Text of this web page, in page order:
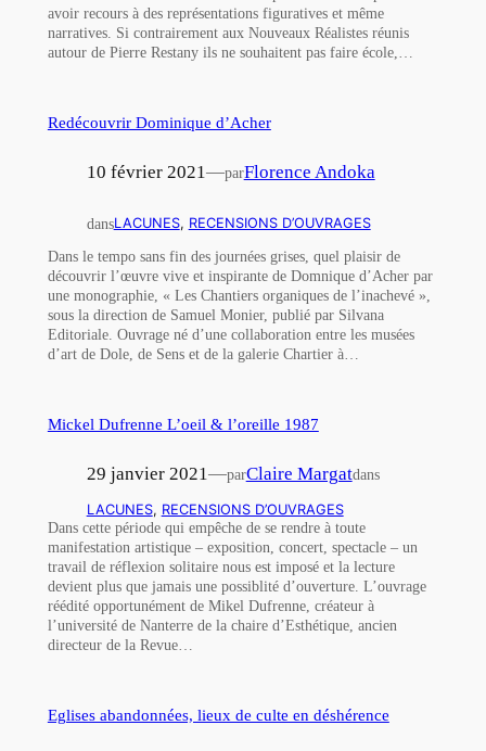
avoir recours à des représentations figuratives et même
narratives. Si contrairement aux Nouveaux Réalistes réunis
autour de Pierre Restany ils ne souhaitent pas faire école,…
Redécouvrir Dominique d’Acher
10 février 2021—parFlorence Andoka
dansLACUNES, RECENSIONS D’OUVRAGES
Dans le tempo sans fin des journées grises, quel plaisir de
découvrir l’œuvre vive et inspirante de Domnique d’Acher par
une monographie, « Les Chantiers organiques de l’inachevé »,
sous la direction de Samuel Monier, publié par Silvana
Editoriale. Ouvrage né d’une collaboration entre les musées
d’art de Dole, de Sens et de la galerie Chartier à…
Mickel Dufrenne L’oeil & l’oreille 1987
29 janvier 2021—parClaire Margatdans
LACUNES, RECENSIONS D’OUVRAGES
Dans cette période qui empêche de se rendre à toute
manifestation artistique – exposition, concert, spectacle – un
travail de réflexion solitaire nous est imposé et la lecture
devient plus que jamais une possiblité d’ouverture. L’ouvrage
réédité opportunément de Mikel Dufrenne, créateur à
l’université de Nanterre de la chaire d’Esthétique, ancien
directeur de la Revue…
Eglises abandonnées, lieux de culte en déshérence